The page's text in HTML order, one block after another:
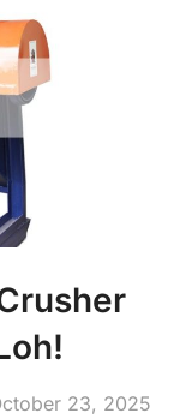
23, 2025